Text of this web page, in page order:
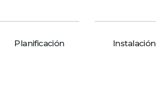
Planificación Instalación